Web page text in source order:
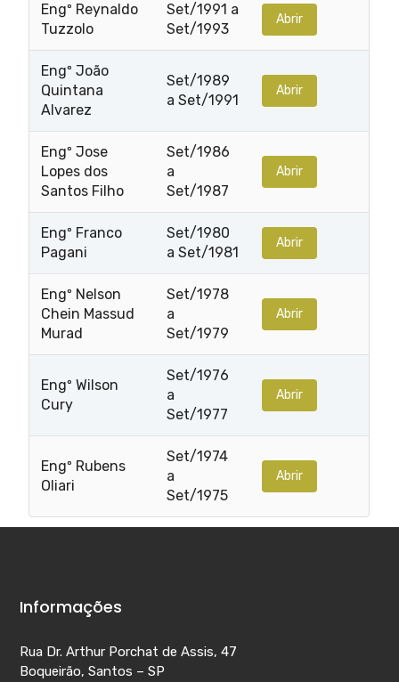
Engº Reynaldo
Tuzzolo
Set/1991 a
Set/1993
Abrir
Engº João
Quintana
Alvarez
Set/1989
a Set/1991
Abrir
Engº Jose
Lopes dos
Santos Filho
Set/1986
a
Set/1987
Abrir
Engº Franco
Pagani
Set/1980
a Set/1981
Abrir
Engº Nelson
Chein Massud
Murad
Set/1978
a
Set/1979
Abrir
Engº Wilson
Cury
Set/1976
a
Set/1977
Abrir
Engº Rubens
Oliari
Set/1974
a
Set/1975
Abrir
Informações
Rua Dr. Arthur Porchat de Assis, 47
Boqueirão, Santos – SP